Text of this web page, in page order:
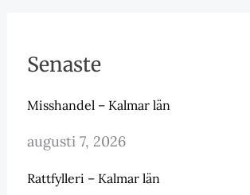
Senaste
Misshandel – Kalmar län
augusti 7, 2026
Rattfylleri – Kalmar län